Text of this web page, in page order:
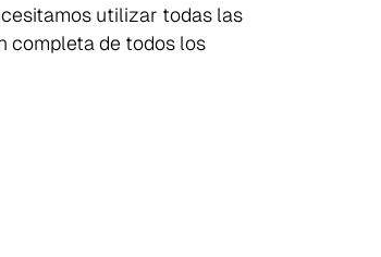
utilizar todas las
completa de todos los